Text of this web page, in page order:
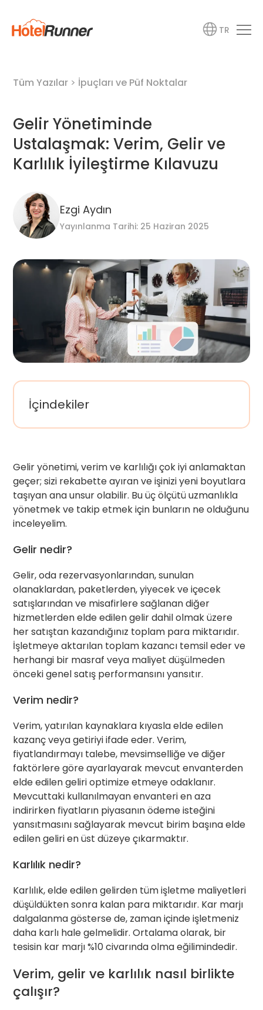
TR
Tüm Yazılar > İpuçları ve Püf Noktalar
Gelir Yönetiminde
Ustalaşmak: Verim, Gelir ve
Karlılık İyileştirme Kılavuzu
Ezgi Aydın
Yayınlanma Tarihi: 25 Haziran 2025
İçindekiler
Gelir yönetimi, verim ve karlılığı çok iyi anlamaktan
geçer; sizi rekabette ayıran ve işinizi yeni boyutlara
taşıyan ana unsur olabilir. Bu üç ölçütü uzmanlıkla
yönetmek ve takip etmek için bunların ne olduğunu
inceleyelim.
Gelir nedir?
Gelir, oda rezervasyonlarından, sunulan
olanaklardan, paketlerden, yiyecek ve içecek
satışlarından ve misafirlere sağlanan diğer
hizmetlerden elde edilen gelir dahil olmak üzere
her satıştan kazandığınız toplam para miktarıdır.
İşletmeye aktarılan toplam kazancı temsil eder ve
herhangi bir masraf veya maliyet düşülmeden
önceki genel satış performansını yansıtır.
Verim nedir?
Verim, yatırılan kaynaklara kıyasla elde edilen
kazanç veya getiriyi ifade eder. Verim,
fiyatlandırmayı talebe, mevsimselliğe ve diğer
faktörlere göre ayarlayarak mevcut envanterden
elde edilen geliri optimize etmeye odaklanır.
Mevcuttaki kullanılmayan envanteri en aza
indirirken fiyatların piyasanın ödeme isteğini
yansıtmasını sağlayarak mevcut birim başına elde
edilen geliri en üst düzeye çıkarmaktır.
Karlılık nedir?
Karlılık, elde edilen gelirden tüm işletme maliyetleri
düşüldükten sonra kalan para miktarıdır. Kar marjı
dalgalanma gösterse de, zaman içinde işletmeniz
daha karlı hale gelmelidir. Ortalama olarak, bir
tesisin kar marjı %10 civarında olma eğilimindedir.
Verim, gelir ve karlılık nasıl birlikte
çalışır?